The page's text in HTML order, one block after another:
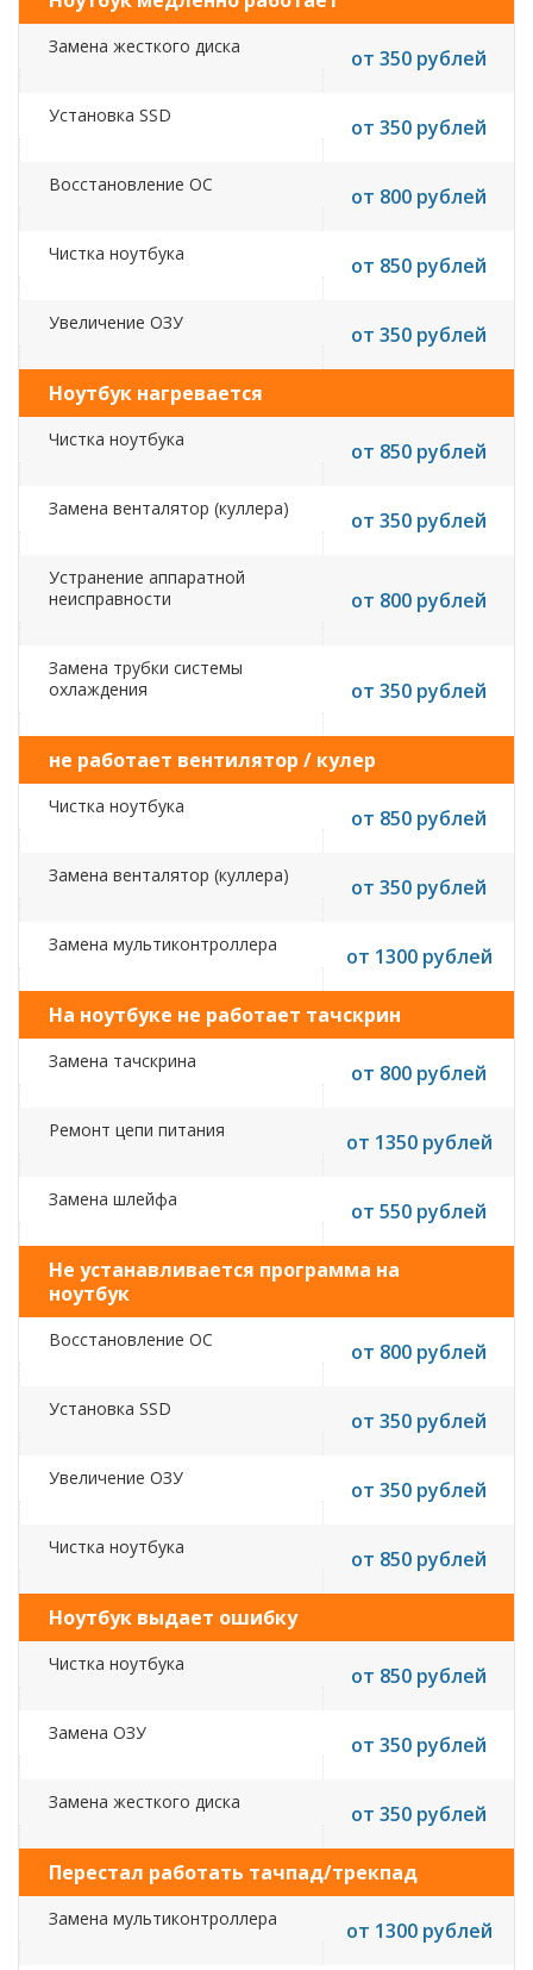
Замена жесткого диска от 350 рублей
Установка SSD от 350 рублей
Восстановление ОС от 800 рублей
Чистка ноутбука от 850 рублей
Увеличение ОЗУ от 350 рублей
Ноутбук нагревается
Чистка ноутбука от 850 рублей
Замена венталятор (куллера) от 350 рублей
Устранение аппаратной
неисправности
от 800 рублей
Замена трубки системы
охлаждения
от 350 рублей
не работает вентилятор / кулер
Чистка ноутбука от 850 рублей
Замена венталятор (куллера) от 350 рублей
Замена мультиконтроллера от 1300 рублей
На ноутбуке не работает тачскрин
Замена тачскрина от 800 рублей
Ремонт цепи питания от 1350 рублей
Замена шлейфа от 550 рублей
Не устанавливается программа на
ноутбук
Восстановление ОС от 800 рублей
Установка SSD от 350 рублей
Увеличение ОЗУ от 350 рублей
Чистка ноутбука от 850 рублей
Ноутбук выдает ошибку
Чистка ноутбука от 850 рублей
Замена ОЗУ от 350 рублей
Замена жесткого диска от 350 рублей
Перестал работать тачпад/трекпад
Замена мультиконтроллера от 1300 рублей